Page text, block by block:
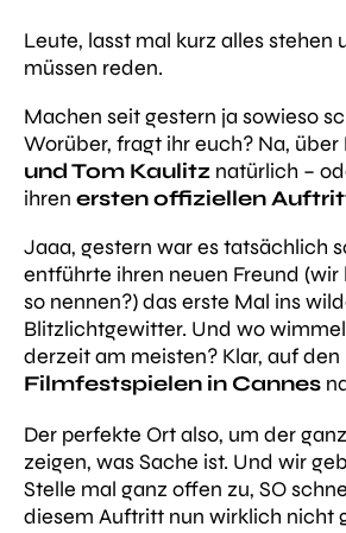
Leute, lasst mal kurz alles stehen
müssen reden.
Machen seit gestern ja sowieso
Worüber, fragt ihr euch? Na, über
und Tom Kaulitz natürlich –
ihren ersten offiziellen
Jaaa, gestern war es tatsächlich
entführte ihren neuen Freund
so nennen?) das erste Mal ins
Blitzlichtgewitter. Und wo
derzeit am meisten? Klar, auf den
Filmfestspielen in Cannes
Der perfekte Ort also, um der
zeigen, was Sache ist. Und wir
Stelle mal ganz offen zu, SO
diesem Auftritt nun wirklich nicht